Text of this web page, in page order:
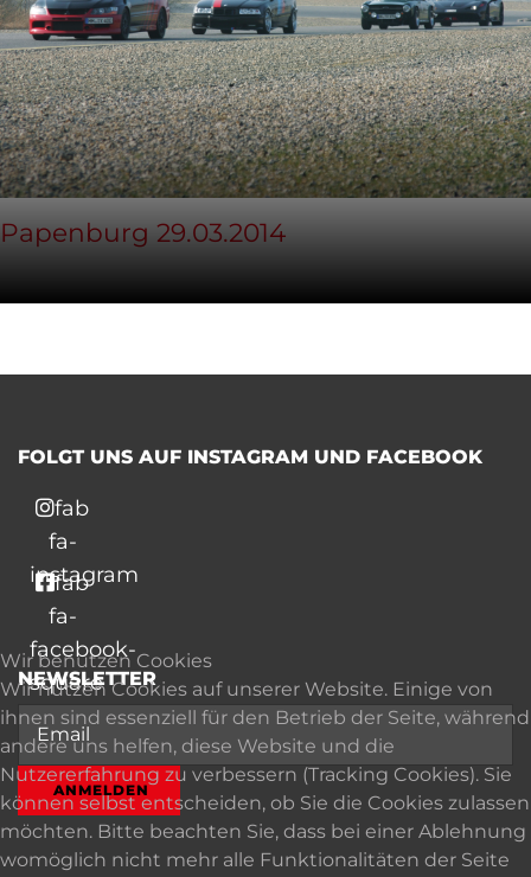
Papenburg 29.03.2014
FOLGT UNS AUF INSTAGRAM UND FACEBOOK
fab
fa-
instagram
fab
fa-
facebook-
square
NEWSLETTER
ANMELDEN
Wir benutzen Cookies
Wir nutzen Cookies auf unserer Website. Einige von
ihnen sind essenziell für den Betrieb der Seite, während
andere uns helfen, diese Website und die
Nutzererfahrung zu verbessern (Tracking Cookies). Sie
können selbst entscheiden, ob Sie die Cookies zulassen
möchten. Bitte beachten Sie, dass bei einer Ablehnung
womöglich nicht mehr alle Funktionalitäten der Seite